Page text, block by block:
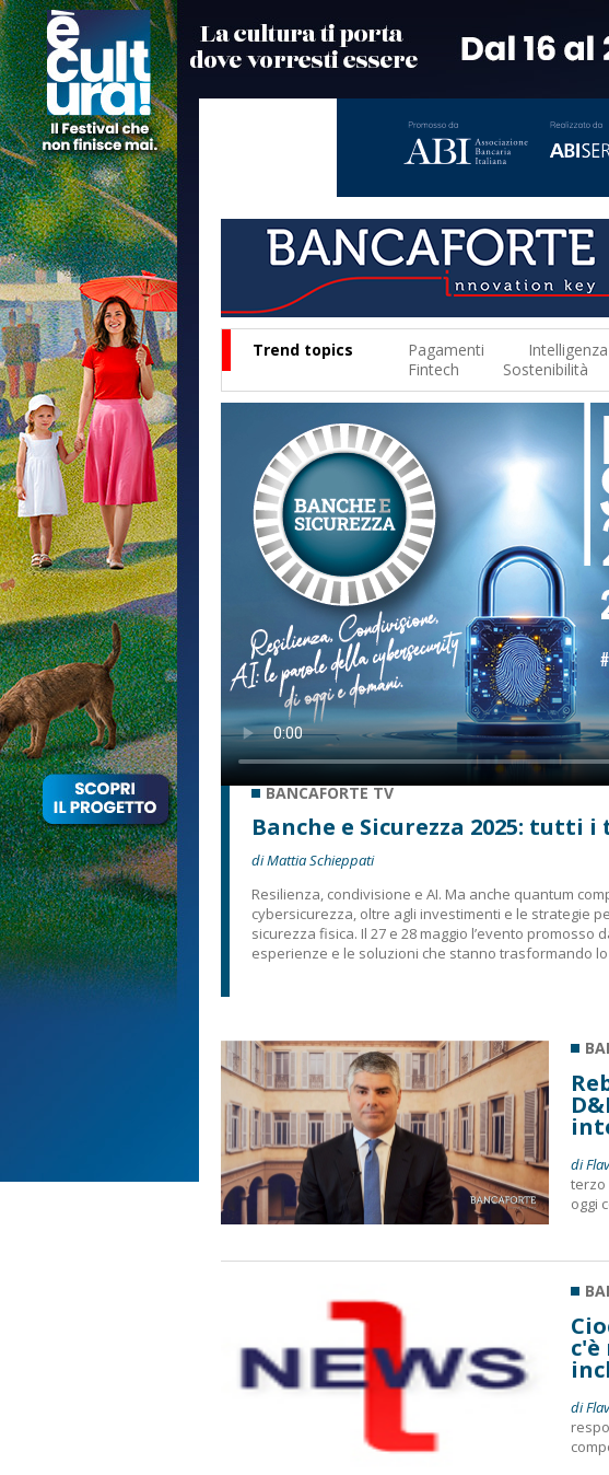
Trend topics Pagamenti
Fintech
Sostenibilità
BANCAFORTE TV
Banche e Sicurezza 2025: tutti
di Mattia Schieppati
Resilienza, condivisione e AI. Ma anche quantum
cybersicurezza, oltre agli investimenti e le strategie
sicurezza fisica. Il 27 e 28 maggio l’evento promosso
esperienze e le soluzioni che stanno trasformando
di
terzo
oggi
di